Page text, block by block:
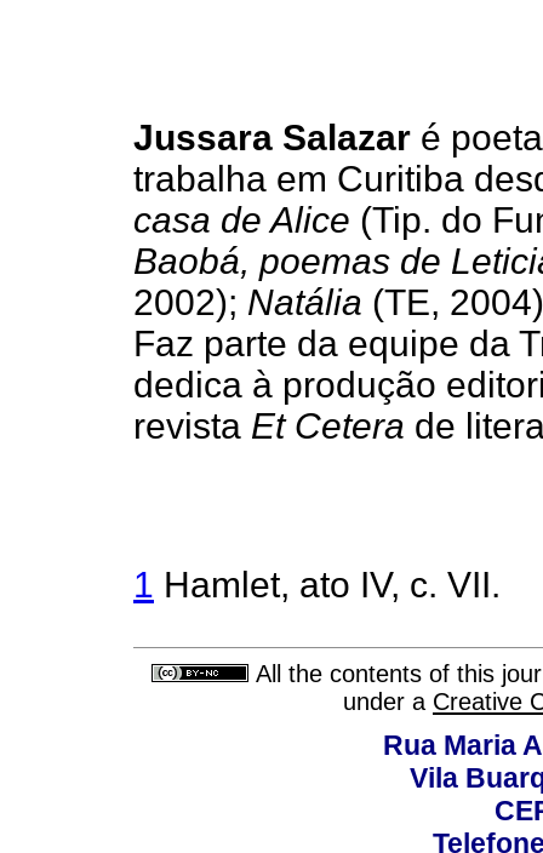
Jussara Salazar é
trabalha em Curitiba
casa de Alice (Tip. do
Baobá, poemas de
2002); Natália (TE,
Faz parte da equipe da
dedica à produção
revista Et Cetera de
1 Hamlet, ato IV, c. VII.
All the contents of this
under a Creative
Rua Maria
Vila